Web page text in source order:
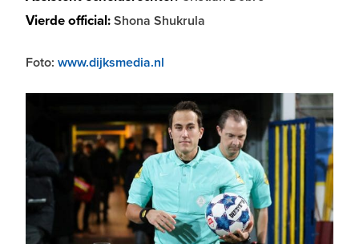
Vierde official:Shona Shukrula
Foto: www.dijksmedia.nl